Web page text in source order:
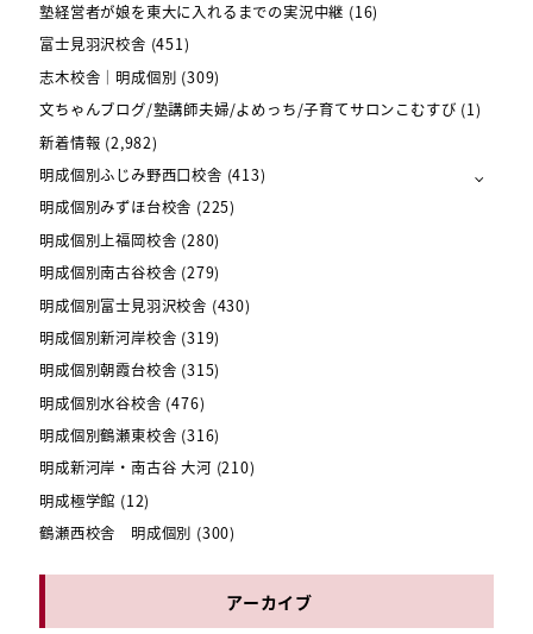
塾経営者が娘を東大に入れるまでの実況中継 (16)
富士見羽沢校舎 (451)
志木校舎｜明成個別 (309)
文ちゃんブログ/塾講師夫婦/よめっち/子育てサロンこむすび (1)
新着情報 (2,982)
明成個別ふじみ野西口校舎 (413)
明成個別みずほ台校舎 (225)
明成個別上福岡校舎 (280)
明成個別南古谷校舎 (279)
明成個別富士見羽沢校舎 (430)
明成個別新河岸校舎 (319)
明成個別朝霞台校舎 (315)
明成個別水谷校舎 (476)
明成個別鶴瀬東校舎 (316)
明成新河岸・南古谷 大河 (210)
明成極学館 (12)
鶴瀬西校舎 明成個別 (300)
アーカイブ